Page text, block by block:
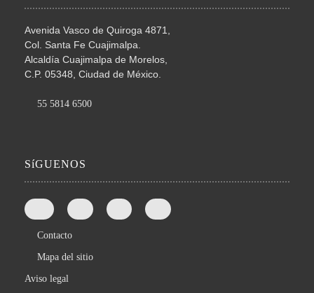
Avenida Vasco de Quiroga 4871,
Col. Santa Fe Cuajimalpa.
Alcaldía Cuajimalpa de Morelos,
C.P. 05348, Ciudad de México.
55 5814 6500
SíGUENOS
Contacto
Mapa del sitio
Aviso legal